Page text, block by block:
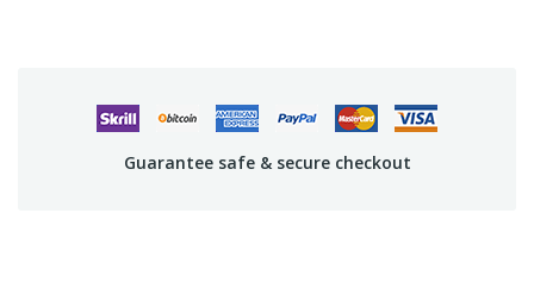
Guarantee safe & secure checkout